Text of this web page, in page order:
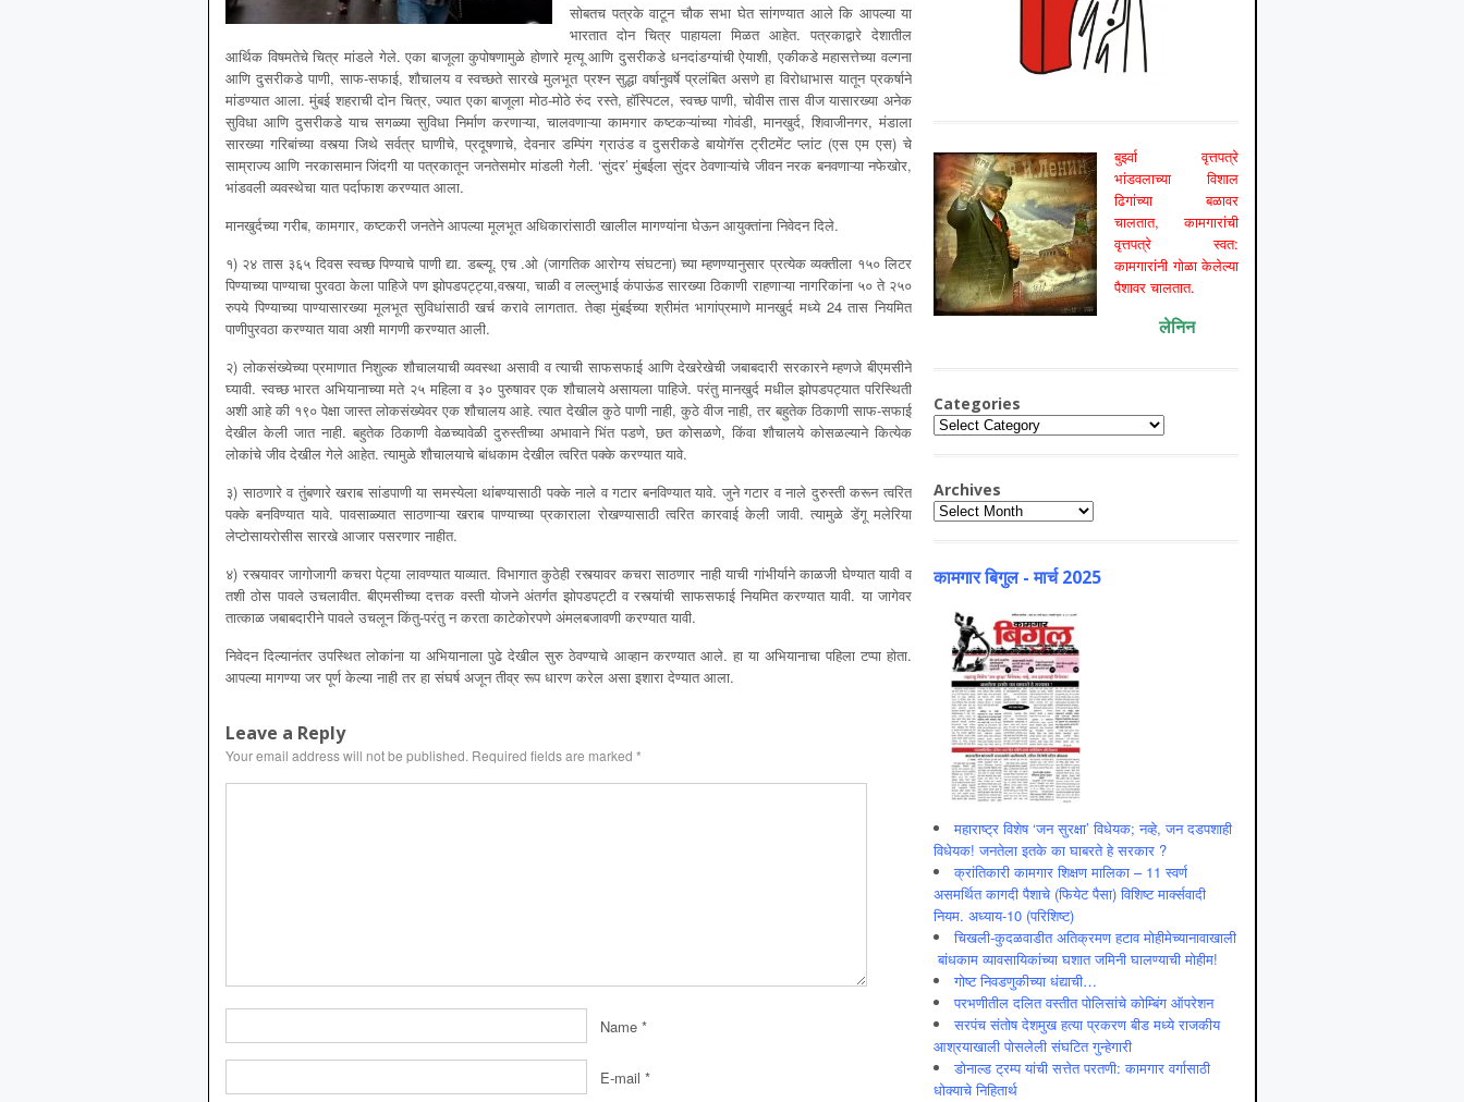
सोबतच पत्रके वाटून चौक सभा घेत सांगण्यात आले कि आपल्या या
भारतात दोन चित्र पाहायला मिळत आहेत. पत्रकाद्वारे देशातील
आर्थिक विषमतेचे चित्र मांडले गेले. एका बाजूला कुपोषणामुळे होणारे मृत्यू आणि दुसरीकडे धनदांडग्यांची ऐयाशी, एकीकडे महासत्तेच्या वल्गना
आणि दुसरीकडे पाणी, साफ-सफाई, शौचालय व स्वच्छते सारखे मुलभूत प्रश्न सुद्धा वर्षानुवर्षे प्रलंबित असणे हा विरोधाभास यातून प्रकर्षाने
मांडण्यात आला. मुंबई शहराची दोन चित्र, ज्यात एका बाजूला मोठ-मोठे रुंद रस्ते, हॉस्पिटल, स्वच्छ पाणी, चोवीस तास वीज यासारख्या अनेक
सुविधा आणि दुसरीकडे याच सगळ्या सुविधा निर्माण करणाऱ्या, चालवणाऱ्या कामगार कष्टकऱ्यांच्या गोवंडी, मानखुर्द, शिवाजीनगर, मंडाला
सारख्या गरिबांच्या वस्त्या जिथे सर्वत्र घाणीचे, प्रदूषणाचे, देवनार डम्पिंग ग्राउंड व दुसरीकडे बायोगॅस ट्रीटमेंट प्लांट (एस एम एस) चे
साम्राज्य आणि नरकासमान जिंदगी या पत्रकातून जनतेसमोर मांडली गेली. ‘सुंदर’ मुंबईला सुंदर ठेवणाऱ्यांचे जीवन नरक बनवणाऱ्या नफेखोर,
भांडवली व्यवस्थेचा यात पर्दाफाश करण्यात आला.
मानखुर्दच्या गरीब, कामगार, कष्टकरी जनतेने आपल्या मूलभूत अधिकारांसाठी खालील मागण्यांना घेऊन आयुक्तांना निवेदन दिले.
१) २४ तास ३६५ दिवस स्वच्छ पिण्याचे पाणी द्या. डब्ल्यू. एच .ओ (जागतिक आरोग्य संघटना) च्या म्हणण्यानुसार प्रत्येक व्यक्तीला १५० लिटर
पिण्याच्या पाण्याचा पुरवठा केला पाहिजे पण झोपडपट्ट्या,वस्त्या, चाळी व लल्लुभाई कंपाऊंड सारख्या ठिकाणी राहणाऱ्या नागरिकांना ५० ते २५०
रुपये पिण्याच्या पाण्यासारख्या मूलभूत सुविधांसाठी खर्च करावे लागतात. तेव्हा मुंबईच्या श्रीमंत भागांप्रमाणे मानखुर्द मध्ये 24 तास नियमित
पाणीपुरवठा करण्यात यावा अशी मागणी करण्यात आली.
२) लोकसंख्येच्या प्रमाणात निशुल्क शौचालयाची व्यवस्था असावी व त्याची साफसफाई आणि देखरेखेची जबाबदारी सरकारने म्हणजे बीएमसीने
घ्यावी. स्वच्छ भारत अभियानाच्या मते २५ महिला व ३० पुरुषावर एक शौचालये असायला पाहिजे. परंतु मानखुर्द मधील झोपडपट्यात परिस्थिती
अशी आहे की १९० पेक्षा जास्त लोकसंख्येवर एक शौचालय आहे. त्यात देखील कुठे पाणी नाही, कुठे वीज नाही, तर बहुतेक ठिकाणी साफ-सफाई
देखील केली जात नाही. बहुतेक ठिकाणी वेळच्यावेळी दुरुस्तीच्या अभावाने भिंत पडणे, छत कोसळणे, किंवा शौचालये कोसळल्याने कित्येक
लोकांचे जीव देखील गेले आहेत. त्यामुळे शौचालयाचे बांधकाम देखील त्वरित पक्के करण्यात यावे.
३) साठणारे व तुंबणारे खराब सांडपाणी या समस्येला थांबण्यासाठी पक्के नाले व गटार बनविण्यात यावे. जुने गटार व नाले दुरुस्ती करून त्वरित
पक्के बनविण्यात यावे. पावसाळ्यात साठणाऱ्या खराब पाण्याच्या प्रकाराला रोखण्यासाठी त्वरित कारवाई केली जावी. त्यामुळे डेंगू मलेरिया
लेप्टोसायरोसीस सारखे आजार पसरणार नाहीत.
४) रस्त्यावर जागोजागी कचरा पेट्या लावण्यात याव्यात. विभागात कुठेही रस्त्यावर कचरा साठणार नाही याची गांभीर्याने काळजी घेण्यात यावी व
तशी ठोस पावले उचलावीत. बीएमसीच्या दत्तक वस्ती योजने अंतर्गत झोपडपट्टी व रस्त्यांची साफसफाई नियमित करण्यात यावी. या जागेवर
तात्काळ जबाबदारीने पावले उचलून किंतु-परंतु न करता काटेकोरपणे अंमलबजावणी करण्यात यावी.
निवेदन दिल्यानंतर उपस्थित लोकांना या अभियानाला पुढे देखील सुरु ठेवण्याचे आव्हान करण्यात आले. हा या अभियानाचा पहिला टप्पा होता.
आपल्या मागण्या जर पूर्ण केल्या नाही तर हा संघर्ष अजून तीव्र रूप धारण करेल असा इशारा देण्यात आला.
Leave a Reply
Your email address will not be published. Required fields are marked *
Name *
E-mail *
बुर्झ्वा वृत्तपत्रे
भांडवलाच्या विशाल
ढिगांच्या बळावर
चालतात, कामगारांची
वृत्तपत्रे स्वत:
कामगारांनी गोळा केलेल्या
पैशावर चालतात.
लेनिन
Categories
Categories
Archives
Archives
कामगार बिगुल - मार्च 2025
महाराष्ट्र विशेष ‘जन सुरक्षा’ विधेयक; नव्हे, जन दडपशाही
विधेयक! जनतेला इतके का घाबरते हे सरकार ?
क्रांतिकारी कामगार शिक्षण मालिका – 11 स्वर्ण
असमर्थित कागदी पैशाचे (फियेट पैसा) विशिष्ट मार्क्सवादी
नियम. अध्याय-10 (परिशिष्ट)
चिखली-कुदळवाडीत अतिक्रमण हटाव मोहीमेच्यानावाखाली
बांधकाम व्यावसायिकांच्या घशात जमिनी घालण्याची मोहीम!
गोष्ट निवडणुकीच्या धंद्याची…
परभणीतील दलित वस्तीत पोलिसांचे कोम्बिंग ऑपरेशन
सरपंच संतोष देशमुख हत्या प्रकरण बीड मध्ये राजकीय
आश्रयाखाली पोसलेली संघटित गुन्हेगारी
डोनाल्ड ट्रम्प यांची सत्तेत परतणी: कामगार वर्गासाठी
धोक्याचे निहितार्थ